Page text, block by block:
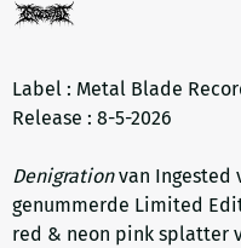
Label : Metal Blade
Release : 8-5-2026
Denigrationvan Ingested
genummerde Limited
red & neon pink splatter